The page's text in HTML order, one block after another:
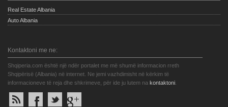
Real Estate Albania
Auto Albania
Kontaktoni me ne:
Shqiperia.com është një ndër portalet me më shumë informacion rreth
Shqipërisë (Albania) në internet. Ne jemi vazhdimisht në kërkim të
informacioneve të reja dhe shkrimeve, për ide ju lutem na kontaktoni